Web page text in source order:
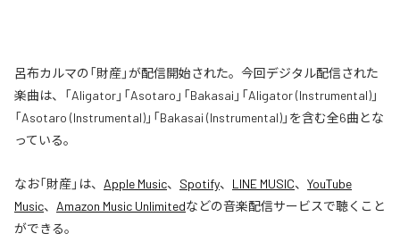
呂布カルマの「財産」が配信開始された。今回デジタル配信された
楽曲は、「Aligator」「Asotaro」「Bakasai」「Aligator (Instrumental)」
「Asotaro (Instrumental)」「Bakasai (Instrumental)」を含む全6曲とな
っている。
なお「財産」は、 Apple Music、 Spotify、 LINE MUSIC、 YouTube
Music、 Amazon Music Unlimitedなどの音楽配信サービスで聴くこと
ができる。